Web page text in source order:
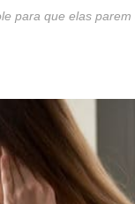
para que elas parem